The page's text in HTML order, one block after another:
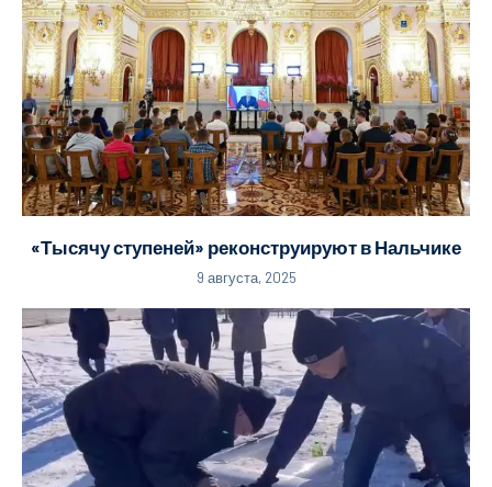
«Тысячу ступеней» реконструируют в Нальчике
9 августа, 2025